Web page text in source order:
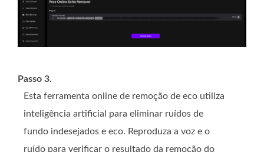
Passo 3.
Esta ferramenta online de remoção de eco utiliza
inteligência artificial para eliminar ruídos de
fundo indesejados e eco. Reproduza a voz e o
ruído para verificar o resultado da remoção do